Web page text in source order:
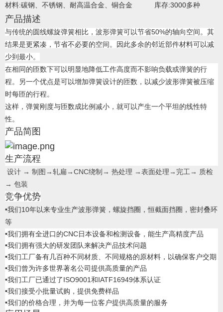
材料:碳钢、不锈钢、耐高温合金、铜合金 库存:3000多种
产品描述
与传统的圆线螺旋弹簧相比，波形弹簧可以节省50%的轴向空间。其
结果是更紧凑，节省不必要的空间。因此多余的邻近部件材料可以减
少到最小。
在相同的匝数下可以明显地降低工作高度而不影响负载或弹簧的行
程。另一个优点是可以增加弹簧设计的匝数，以减少波形弹簧被压缩
时每匝的行程。
这样，弹簧刚度与匝数成比例减小，就可以产生一个平坦的线性特
性。
产品简图
生产流程
设计 → 制图→轧扁→CNC绕制→ 热处理 →表面处理→完工→ 质检
→ 包装
竞争优势
•我们10年以来专业生产波形弹簧，螺旋挡圈，恒截面挡圈，密封叠环
等
•我们拥有全进口的CNC日本设备和检测设备，能生产高精度产品
•我们拥有强大的研发团队来解决产品技术问题
•我们工厂备有几百种不同材质、不同规格的原材料，以确保客户交期
•我们曾为许多世界著名公司提供高质量的产品
•我们工厂已通过了ISO9001和IATF16949体系认证
•我们接受小批量试购，提供免费样品
•我们的价格合理，并为每一位客户提供高质量的服务